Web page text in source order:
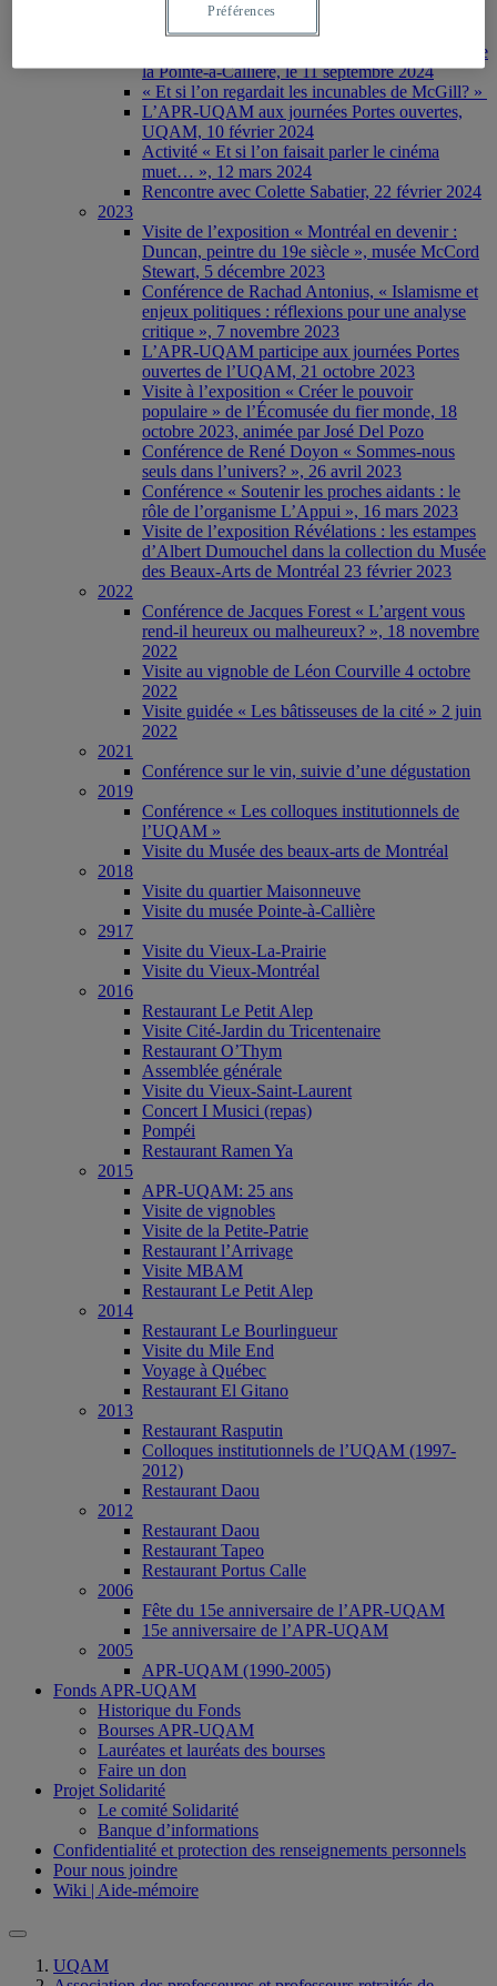
La cybersécurité- un enjeu majeur pour les
personnes aînées – atelier du 26 novembre 2024
Visite de l’exposition Les Olmèques au Musée de
la Pointe-à-Callière, le 11 septembre 2024
« Et si l’on regardait les incunables de McGill? »
L’APR-UQAM aux journées Portes ouvertes,
UQAM, 10 février 2024
Activité « Et si l’on faisait parler le cinéma
muet… », 12 mars 2024
Rencontre avec Colette Sabatier, 22 février 2024
2023
Visite de l’exposition « Montréal en devenir :
Duncan, peintre du 19e siècle », musée McCord
Stewart, 5 décembre 2023
Conférence de Rachad Antonius, « Islamisme et
enjeux politiques : réflexions pour une analyse
critique », 7 novembre 2023
L’APR-UQAM participe aux journées Portes
ouvertes de l’UQAM, 21 octobre 2023
Visite à l’exposition « Créer le pouvoir
populaire » de l’Écomusée du fier monde, 18
octobre 2023, animée par José Del Pozo
Conférence de René Doyon « Sommes-nous
seuls dans l’univers? », 26 avril 2023
Conférence « Soutenir les proches aidants : le
rôle de l’organisme L’Appui », 16 mars 2023
Visite de l’exposition Révélations : les estampes
d’Albert Dumouchel dans la collection du Musée
des Beaux-Arts de Montréal 23 février 2023
2022
Conférence de Jacques Forest « L’argent vous
rend-il heureux ou malheureux? », 18 novembre
2022
Visite au vignoble de Léon Courville 4 octobre
2022
Visite guidée « Les bâtisseuses de la cité » 2 juin
2022
2021
Conférence sur le vin, suivie d’une dégustation
2019
Conférence « Les colloques institutionnels de
l’UQAM »
Visite du Musée des beaux-arts de Montréal
2018
Visite du quartier Maisonneuve
Visite du musée Pointe-à-Callière
2917
Visite du Vieux-La-Prairie
Visite du Vieux-Montréal
2016
Restaurant Le Petit Alep
Visite Cité-Jardin du Tricentenaire
Restaurant O’Thym
Assemblée générale
Visite du Vieux-Saint-Laurent
Concert I Musici (repas)
Pompéi
Restaurant Ramen Ya
2015
APR-UQAM: 25 ans
Visite de vignobles
Visite de la Petite-Patrie
Restaurant l’Arrivage
Visite MBAM
Restaurant Le Petit Alep
2014
Restaurant Le Bourlingueur
Visite du Mile End
Voyage à Québec
Restaurant El Gitano
2013
Restaurant Rasputin
Colloques institutionnels de l’UQAM (1997-
2012)
Restaurant Daou
2012
Restaurant Daou
Restaurant Tapeo
Restaurant Portus Calle
2006
Fête du 15e anniversaire de l’APR-UQAM
15e anniversaire de l’APR-UQAM
2005
APR-UQAM (1990-2005)
Fonds APR-UQAM
Historique du Fonds
Bourses APR-UQAM
Lauréates et lauréats des bourses
Faire un don
Projet Solidarité
Le comité Solidarité
Banque d’informations
Confidentialité et protection des renseignements personnels
Pour nous joindre
Wiki | Aide-mémoire
UQAM
Préférences